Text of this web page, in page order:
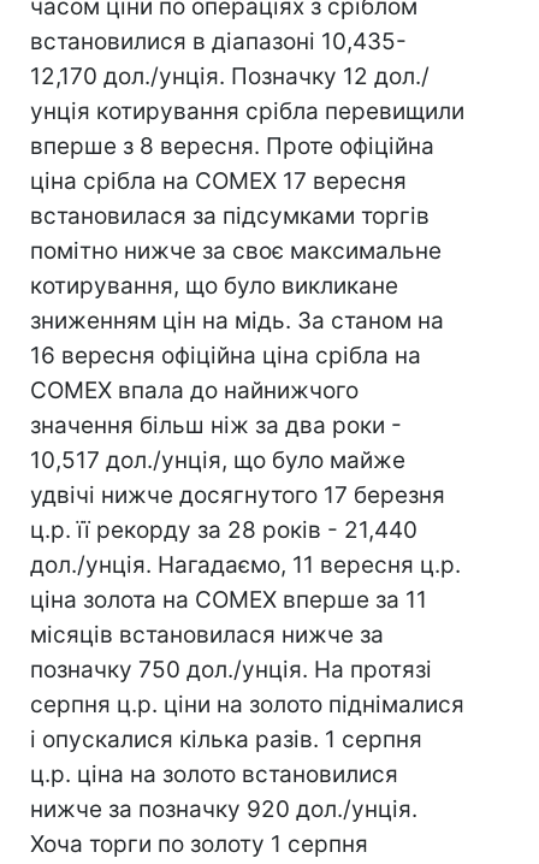
часом ціни по операціях з сріблом
встановилися в діапазоні 10,435-
12,170 дол./унція. Позначку 12 дол./
унція котирування срібла перевищили
вперше з 8 вересня. Проте офіційна
ціна срібла на COMEX 17 вересня
встановилася за підсумками торгів
помітно нижче за своє максимальне
котирування, що було викликане
зниженням цін на мідь. За станом на
16 вересня офіційна ціна срібла на
COMEX впала до найнижчого
значення більш ніж за два роки -
10,517 дол./унція, що було майже
удвічі нижче досягнутого 17 березня
ц.р. її рекорду за 28 років - 21,440
дол./унція. Нагадаємо, 11 вересня ц.р.
ціна золота на COMEX вперше за 11
місяців встановилася нижче за
позначку 750 дол./унція. На протязі
серпня ц.р. ціни на золото піднімалися
і опускалися кілька разів. 1 серпня
ц.р. ціна на золото встановилися
нижче за позначку 920 дол./унція.
Хоча торги по золоту 1 серпня